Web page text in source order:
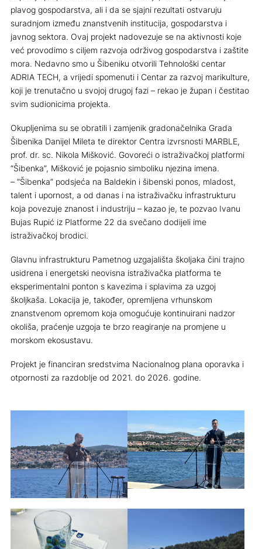
plavog gospodarstva, ali i da se sjajni rezultati ostvaruju
suradnjom između znanstvenih institucija, gospodarstva i
javnog sektora. Ovaj projekt nadovezuje se na aktivnosti koje
već provodimo s ciljem razvoja održivog gospodarstva i zaštite
mora. Nedavno smo u Šibeniku otvorili Tehnološki centar
ADRIA TECH, a vrijedi spomenuti i Centar za razvoj marikulture,
koji je trenutačno u svojoj drugoj fazi – rekao je župan i čestitao
svim sudionicima projekta.
Okupljenima su se obratili i zamjenik gradonačelnika Grada
Šibenika Danijel Mileta te direktor Centra izvrsnosti MARBLE,
prof. dr. sc. Nikola Mišković. Govoreći o istraživačkoj platformi
“Šibenka”, Mišković je pojasnio simboliku njezina imena.
– “Šibenka” podsjeća na Baldekin i šibenski ponos, mladost,
talent i upornost, a od danas i na istraživačku infrastrukturu
koja povezuje znanost i industriju – kazao je, te pozvao Ivanu
Bujas Rupić iz Platforme 22 da svečano dodijeli ime
istraživačkoj brodici.
Glavnu infrastrukturu Pametnog uzgajališta školjaka čini trajno
usidrena i energetski neovisna istraživačka platforma te
eksperimentalni ponton s kavezima i splavima za uzgoj
školjkaša. Lokacija je, također, opremljena vrhunskom
znanstvenom opremom koja omogućuje kontinuirani nadzor
okoliša, praćenje uzgoja te brzo reagiranje na promjene u
morskom ekosustavu.
Projekt je financiran sredstvima Nacionalnog plana oporavka i
otpornosti za razdoblje od 2021. do 2026. godine.